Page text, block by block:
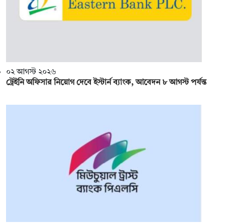
০২ আগস্ট ২০২৬
ট্রেইনি অফিসার নিয়োগ দেবে ইস্টার্ন ব্যাংক, আবেদন ৮ আগস্ট পর্যন্ত